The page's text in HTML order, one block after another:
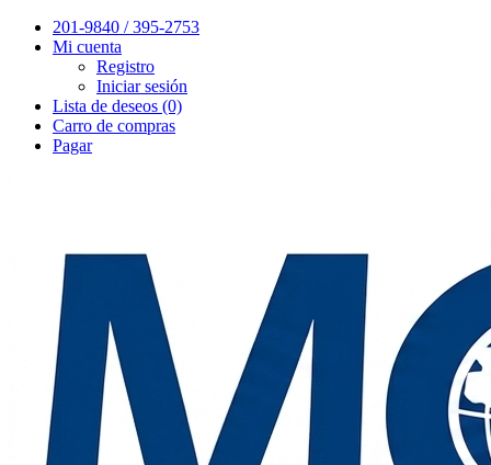
201-9840 / 395-2753
Mi cuenta
Registro
Iniciar sesión
Lista de deseos (0)
Carro de compras
Pagar